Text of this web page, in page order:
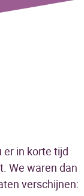
er in korte tijd
We waren dan
verschijnen: